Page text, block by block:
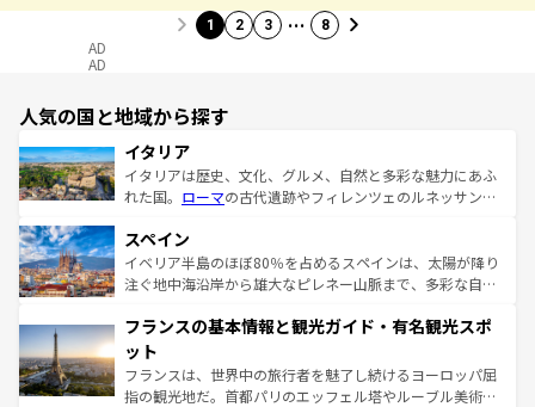
1 2 3 … 8
AD
AD
人気の国と地域から探す
イタリア
イタリアは歴史、文化、グルメ、自然と多彩な魅力にあふ
れた国。 ローマの古代遺跡やフィレンツェのルネッサンス
ろん、トスカーナの美しい田園風景やアマルフィ海岸の絶
景など、自然景観も見逃せない。観光の合間には、本場の
ピザやパスタなど、絶品のイタリア料理を堪能することも
ませてくれるイタリアで、忘れられない旅をしてみよう！
なお、新着のイタリア情報は
しい。
スペイン
イベリア半島のほぼ80％を占めるスペインは、太陽が降り
注ぐ地中海沿岸から雄大なピレネー山脈まで、多彩な自然
文化が根付くこの国では、情熱的なフラメンコ、熱気あふ
れる闘牛、そして美味しいタパスが生活の一部となってい
る。首都マドリードの洗練された雰囲気や、バルセロナの
アートに溢れた街角から、地方では古代ローマ遺跡や中世
フランスの基本情報と観光ガイド・有名観光スポ
ット
フランスは、世界中の旅行者を魅了し続けるヨーロッパ屈
指の観光地だ。首都パリのエッフェル塔やルーブル美術館